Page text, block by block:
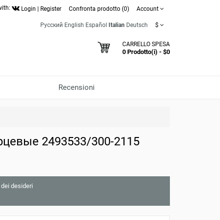
Login Register Confronta prodotto (0) Account
Русский English Español Italian Deutsch $
CARRELLO SPESA
0 Prodotto(i) - $0
Recensioni
2493533/300-2115
desideri